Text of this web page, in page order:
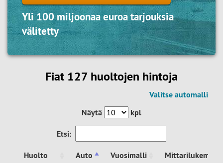
Yli 100 miljoonaa euroa tarjouksia
välitetty
Fiat 127 huoltojen hintoja
Valitse automalli
Näytä
kpl
Etsi:
Huolto Auto Vuosimalli
Mittarilukema